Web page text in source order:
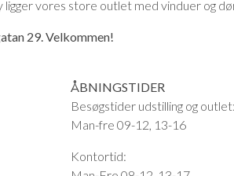
VINDUER I MASSIVT EGETRÆ
Førende teknologi og eksklusive
vores store outlet med vinduer og
29. Velkommen!
ÅBNINGSTIDER
Besøgstider udstilling og outlet:
Man-fre 09-12, 13-16
Kontortid: